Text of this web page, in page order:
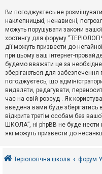
д
й
А
к
т
и
в
н
т
е
м
и
о
Ви погоджуєтесь не
наклепницькі, ненависні,
можуть порушувати закони
хостингу для форуму
дії можуть призвести до
при цьому ваш інтернет-
будемо вважати це за
зберігаються для забезпечення
погоджуєтесь, що
видаляти, редагувати,
час на свій розсуд . Як
введена вами буде зберігатись
відкрита третім особам без
ШКОЛА”, ні phpBB не буде нести
які можуть призвести до
Теріологічна школа форум